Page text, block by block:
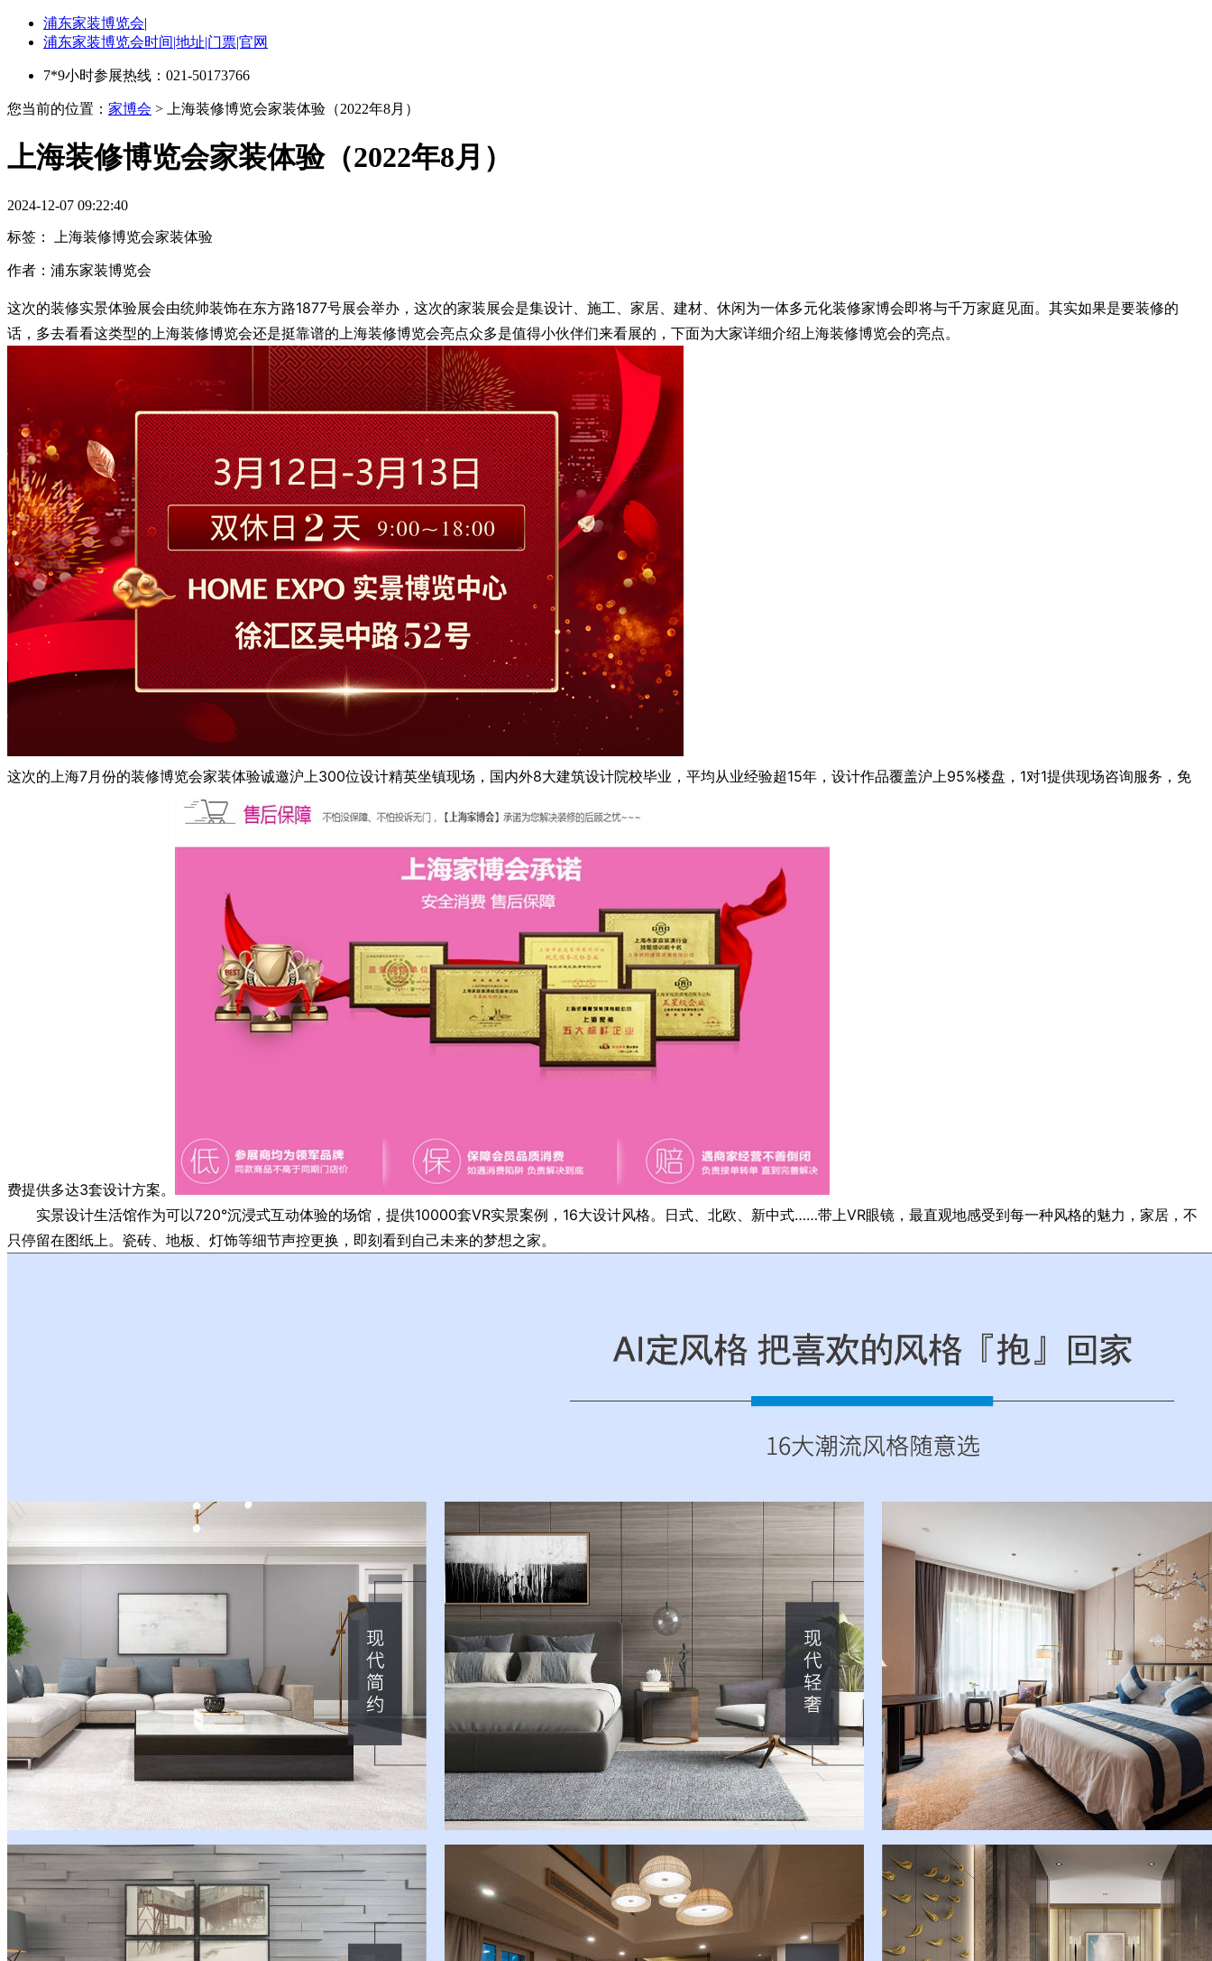
浦东家装博览会|
浦东家装博览会时间|地址|门票|官网
7*9小时参展热线：021-50173766
您当前的位置： 家博会 > 上海装修博览会家装体验（2022年8月）
上海装修博览会家装体验（2022年8月）
2024-12-07 09:22:40
标签： 上海装修博览会家装体验
作者： 浦东家装博览会
这次的装修实景体验展会由统帅装饰在东方路1877号展会举办，这次的家装展会是集设计、施工、家居、建材、休闲为一体多元化装修家博会即将与千万家庭见面。其实如果是要装修的
话，多去看看这类型的上海装修博览会还是挺靠谱的上海装修博览会亮点众多是值得小伙伴们来看展的，下面为大家详细介绍 上海装修博览会的亮点。
这次的上海7月份的装修博览会家装体验诚邀沪上300位设计精英坐镇现场，国内外8大建筑设计院校毕业，平均从业经验超15年，设计作品覆盖沪上95%楼盘，1对1提供现场咨询服务，免
费提供多达3套设计方案。
实景设计生活馆作为可以720°沉浸式互动体验的场馆，提供10000套VR实景案例，16大设计风格。日式、北欧、新中式……带上VR眼镜，最直观地感受到每一种风格的魅力，家居，不
只停留在图纸上。瓷砖、地板、灯饰等细节声控更换，即刻看到自己未来的梦想之家。